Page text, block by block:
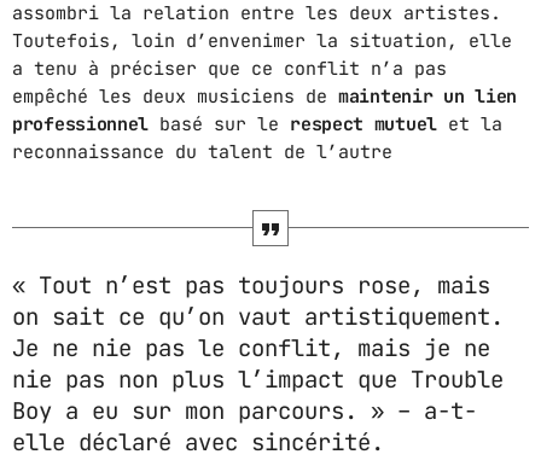
CONTACTS
FR
UPCOMING SHOWS
MPM MORNING POP
6:00 AM - 9:00 AM
GOLDEN HOUR HITS
AFRO BEATS
9:00 AM - 12:00 PM
URBAN TIME
12:00 PM - 3:00 PM
assombri la relation entre les deux artistes.
Toutefois, loin d’envenimer la situation, elle
a tenu à préciser que ce conflit n’a pas
empêché les deux musiciens de maintenir un lien
professionnel basé sur le respect mutuelet la
reconnaissance du talent de l’autre
« Tout n’est pas toujours rose, mais
on sait ce qu’on vaut artistiquement.
Je ne nie pas le conflit, mais je ne
nie pas non plus l’impact que Trouble
Boy a eu sur mon parcours. » – a-t-
elle déclaré avec sincérité.